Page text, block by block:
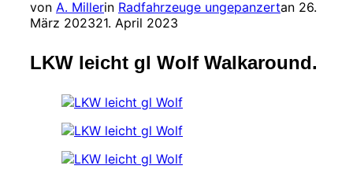
von A. Millerin Radfahrzeuge ungepanzertan 26.
März 202321. April 2023
LKW leicht gl Wolf Walkaround.